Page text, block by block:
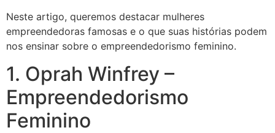
Neste artigo, queremos destacar mulheres
empreendedoras famosas e o que suas histórias podem
nos ensinar sobre o empreendedorismo feminino.
1. Oprah Winfrey –
Empreendedorismo
Feminino